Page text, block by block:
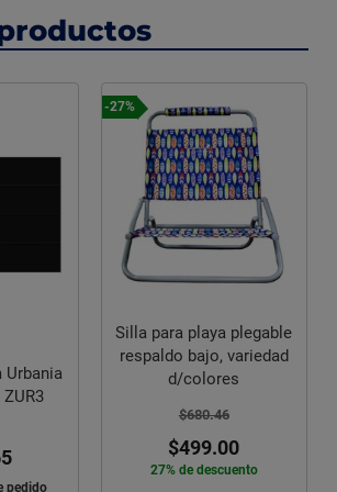
Urbania
ZUR3
pedido
-27%
Silla para playa plegable
respaldo bajo, variedad
d/colores
$680.46
$499.00
27% de descuento